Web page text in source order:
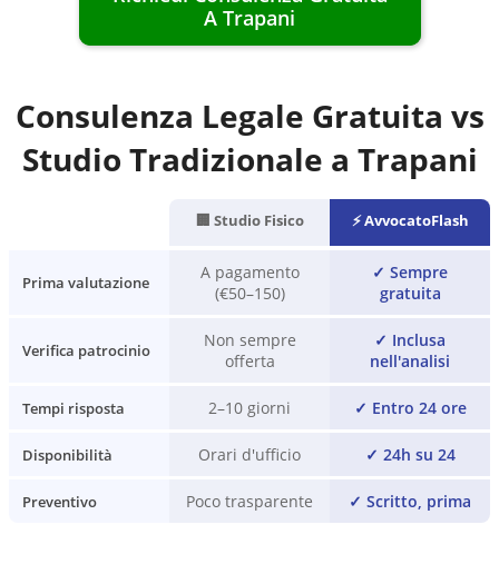
A Trapani
Consulenza Legale Gratuita vs
Studio Tradizionale a Trapani
🏢 Studio Fisico ⚡ AvvocatoFlash
Prima valutazione
A pagamento
(€50–150)
✓ Sempre
gratuita
Verifica patrocinio
Non sempre
offerta
✓ Inclusa
nell'analisi
Tempi risposta 2–10 giorni ✓ Entro 24 ore
Disponibilità Orari d'ufficio ✓ 24h su 24
Preventivo Poco trasparente ✓ Scritto, prima